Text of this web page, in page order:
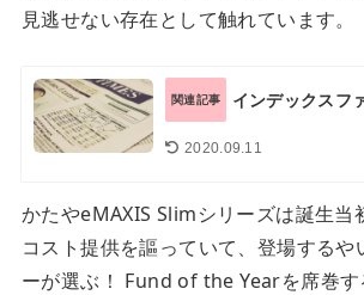
見逃せない存在として触れています。
関連記事 インデックスフ
2020.09.11
かたやeMAXIS Slimシリーズは誕生当
コスト提供を謳っていて、登場する
ーが選ぶ！ Fund of the Yearを席巻